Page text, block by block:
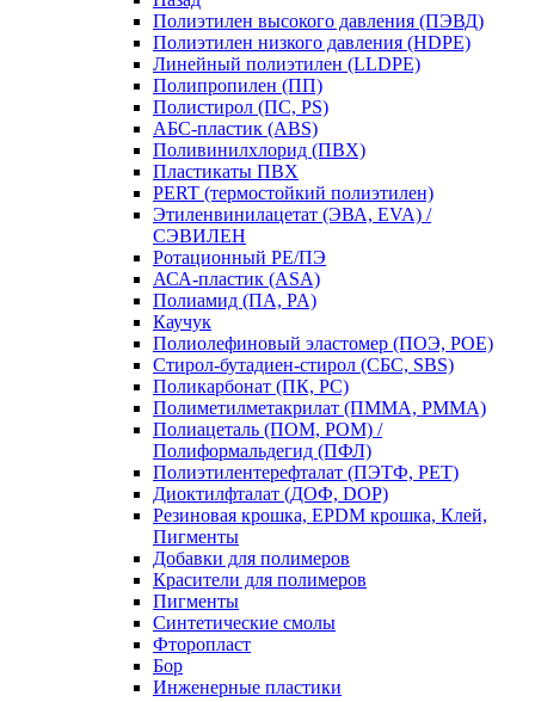
Полиэтилен высокого давления (ПЭВД)
Полиэтилен низкого давления (HDPE)
Линейный полиэтилен (LLDPE)
Полипропилен (ПП)
Полистирол (ПС, PS)
АБС-пластик (ABS)
Поливинилхлорид (ПВХ)
Пластикаты ПВХ
PERT (термостойкий полиэтилен)
Этиленвинилацетат (ЭВА, EVA) /
СЭВИЛЕН
Ротационный PE/ПЭ
АСА-пластик (ASA)
Полиамид (ПА, PA)
Каучук
Полиолефиновый эластомер (ПОЭ, POE)
Стирол-бутадиен-стирол (СБС, SBS)
Поликарбонат (ПК, PC)
Полиметилметакрилат (ПММА, PMMA)
Полиацеталь (ПОМ, POM) /
Полиформальдегид (ПФЛ)
Полиэтилентерефталат (ПЭТФ, PET)
Диоктилфталат (ДОФ, DOP)
Резиновая крошка, EPDM крошка, Клей,
Пигменты
Добавки для полимеров
Красители для полимеров
Пигменты
Синтетические смолы
Фторопласт
Бор
Инженерные пластики